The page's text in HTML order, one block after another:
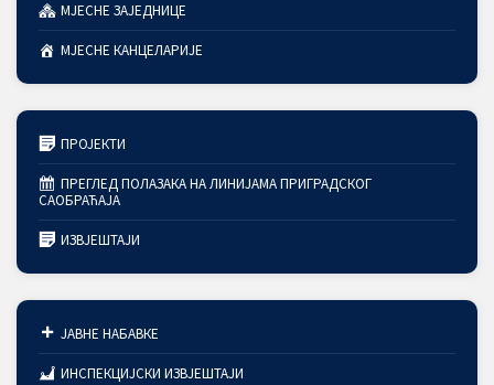
МЈЕСНЕ ЗАЈЕДНИЦЕ
МЈЕСНЕ КАНЦЕЛАРИЈЕ
ПРОЈЕКТИ
ПРЕГЛЕД ПОЛАЗАКА НА ЛИНИЈАМА ПРИГРАДСКОГ
САОБРАЋАЈА
ИЗВЈЕШТАЈИ
ЈАВНЕ НАБАВКЕ
ИНСПЕКЦИЈСКИ ИЗВЈЕШТАЈИ